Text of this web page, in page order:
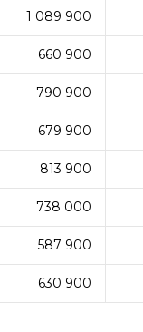
1 089 900
660 900
790 900
679 900
813 900
738 000
587 900
630 900